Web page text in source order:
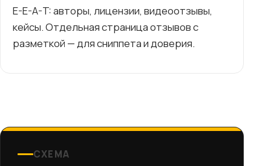
E-E-A-T: авторы, лицензии, видеоотзывы,
кейсы. Отдельная страница отзывов с
разметкой — для сниппета и доверия.
СХЕМА